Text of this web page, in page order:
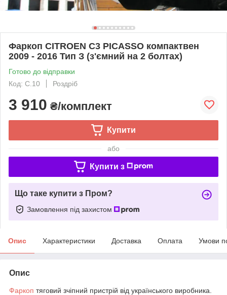
Фаркоп CITROEN C3 PICASSO компактвен
2009 - 2016 Тип З (з'ємний на 2 болтах)
Готово до відправки
Код: С.10
Роздріб
3 910 ₴/комплект
Купити
або
Купити з
Що таке купити з Пром?
Замовлення під захистом
Опис Характеристики Доставка Оплата Умови
Опис
Фаркоп тяговий зчіпний пристрій від українського виробника.